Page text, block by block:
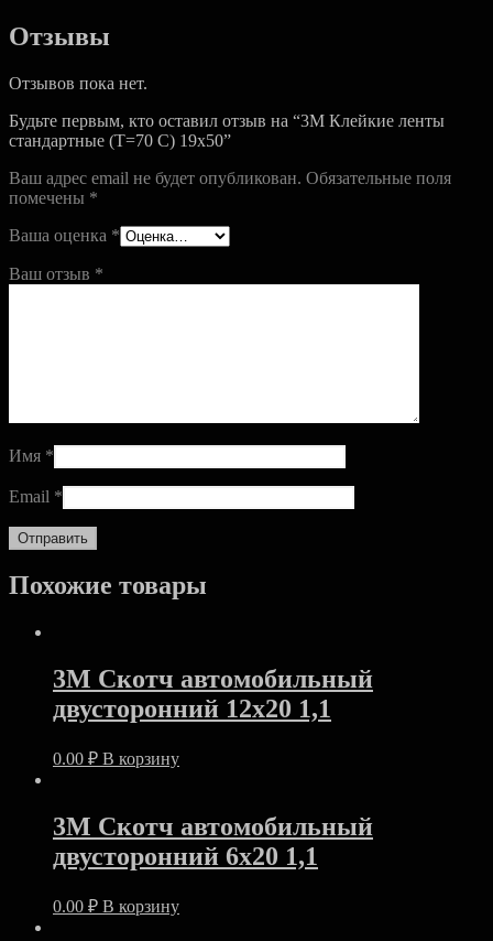
Отзывы
Отзывов пока нет.
Будьте первым, кто оставил отзыв на “3М Клейкие ленты
стандартные (T=70 C) 19х50”
Ваш адрес email не будет опубликован. Обязательные поля
помечены *
Ваша оценка *
Ваш отзыв *
Имя *
Email *
Похожие товары
3M Скотч автомобильный
двусторонний 12х20 1,1
0.00 ₽ В корзину
3M Скотч автомобильный
двусторонний 6х20 1,1
0.00 ₽ В корзину